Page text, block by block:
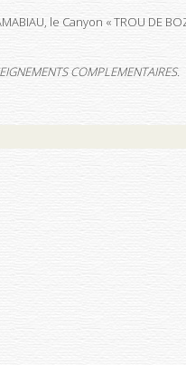
le Canyon « TROU DE
COMPLEMENTAIRES.